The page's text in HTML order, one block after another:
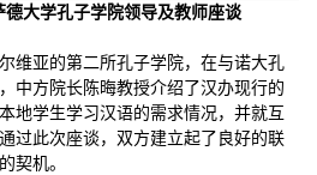
德大学孔子学院领导及教师座谈
维亚的第二所孔子学院，在与诺大孔
中方院长陈晦教授介绍了汉办现行的
地学生学习汉语的需求情况，并就互
过此次座谈，双方建立起了良好的联
契机。